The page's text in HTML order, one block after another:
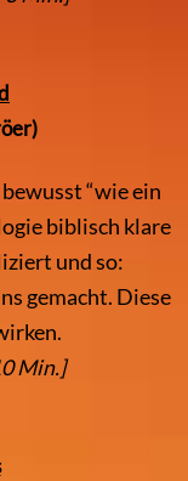
“wie ein
biblisch klare
und so:
gemacht. Diese
Min.]